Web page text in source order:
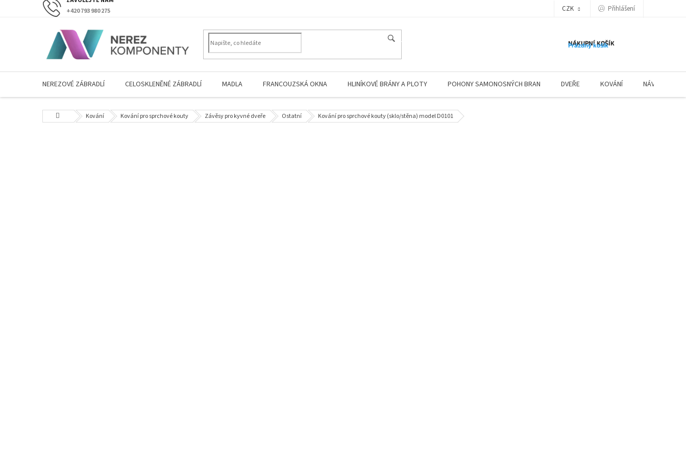
+420 793 980 275 CZK Přihlášení
NÁKUPNÍ KOŠÍK
Prázdný košík
NEREZOVÉ ZÁBRADLÍ CELOSKLENĚNÉ ZÁBRADLÍ MADLA FRANCOUZSKÁ OKNA HLINÍKOVÉ BRÁNY A PLOTY POHONY SAMONOSNÝCH BRAN DVEŘE KOVÁNÍ NÁVODY
Domů Kování Kování pro sprchové kouty Závěsy pro kyvné dveře Ostatní Kování pro sprchové kouty (sklo/stěna) model D0101